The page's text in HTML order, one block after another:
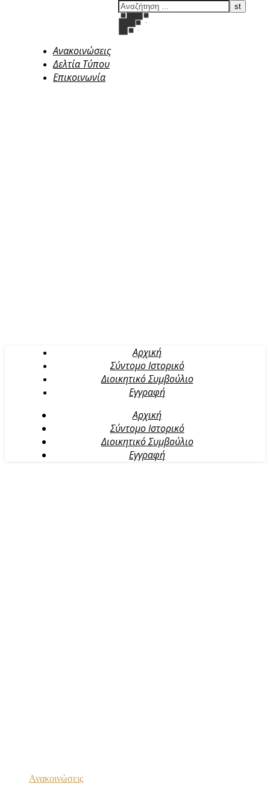
Ανακοινώσεις
Δελτία Τύπου
Επικοινωνία
Αρχική
Σύντομο Ιστορικό
Διοικητικό Συμβούλιο
Εγγραφή
Αρχική
Σύντομο Ιστορικό
Διοικητικό Συμβούλιο
Εγγραφή
Ανακοινώσεις